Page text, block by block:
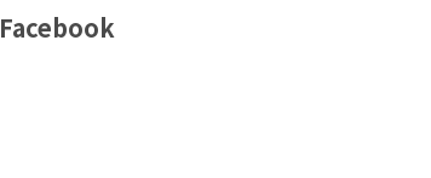
Facebook